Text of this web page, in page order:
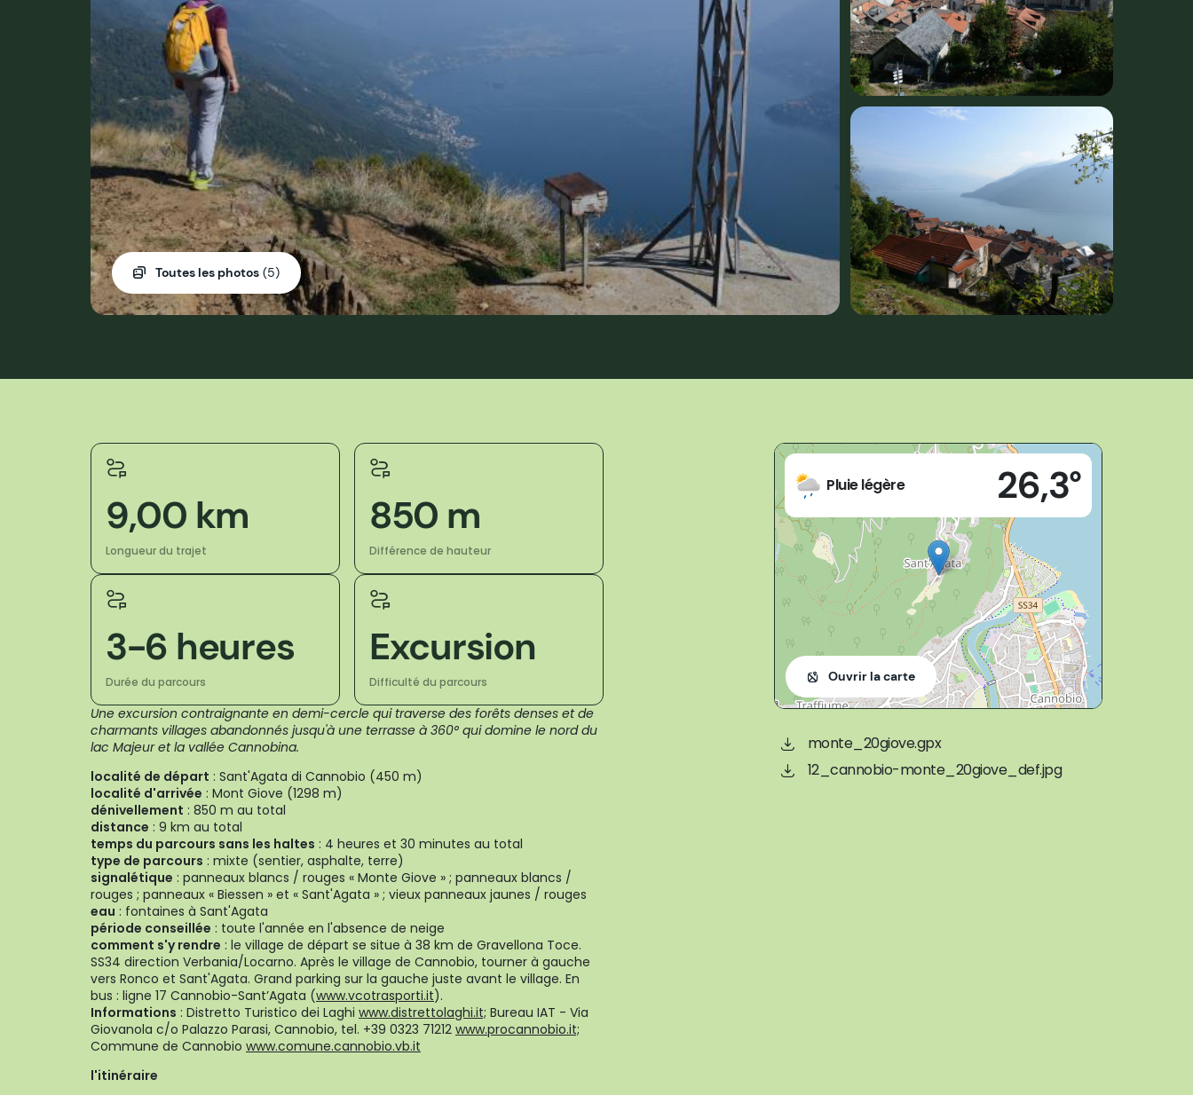
Toutes les photos (5)
9,00 km
Longueur du trajet
850 m
Différence de hauteur
3-6 heures
Durée du parcours
Excursion
Difficulté du parcours
Une excursion contraignante en demi-cercle qui traverse des forêts denses et de
charmants villages abandonnés jusqu'à une terrasse à 360° qui domine le nord du
lac Majeur et la vallée Cannobina.
localité de départ : Sant'Agata di Cannobio (450 m)
localité d'arrivée : Mont Giove (1298 m)
dénivellement : 850 m au total
distance : 9 km au total
temps du parcours sans les haltes : 4 heures et 30 minutes au total
type de parcours : mixte (sentier, asphalte, terre)
signalétique : panneaux blancs / rouges « Monte Giove » ; panneaux blancs /
rouges ; panneaux « Biessen » et « Sant'Agata » ; vieux panneaux jaunes / rouges
eau : fontaines à Sant'Agata
période conseillée : toute l'année en l'absence de neige
comment s'y rendre : le village de départ se situe à 38 km de Gravellona Toce.
SS34 direction Verbania/Locarno. Après le village de Cannobio, tourner à gauche
vers Ronco et Sant'Agata. Grand parking sur la gauche juste avant le village. En
bus : ligne 17 Cannobio-Sant’Agata (www.vcotrasporti.it).
Informations : Distretto Turistico dei Laghi www.distrettolaghi.it; Bureau IAT - Via
Giovanola c/o Palazzo Parasi, Cannobio, tel. +39 0323 71212 www.procannobio.it;
Commune de Cannobio www.comune.cannobio.vb.it
l'itinéraire
Pluie légère 26,3°
Cannobio (VB)
Ouvrir la carte
monte_20giove.gpx
12_cannobio-monte_20giove_def.jpg